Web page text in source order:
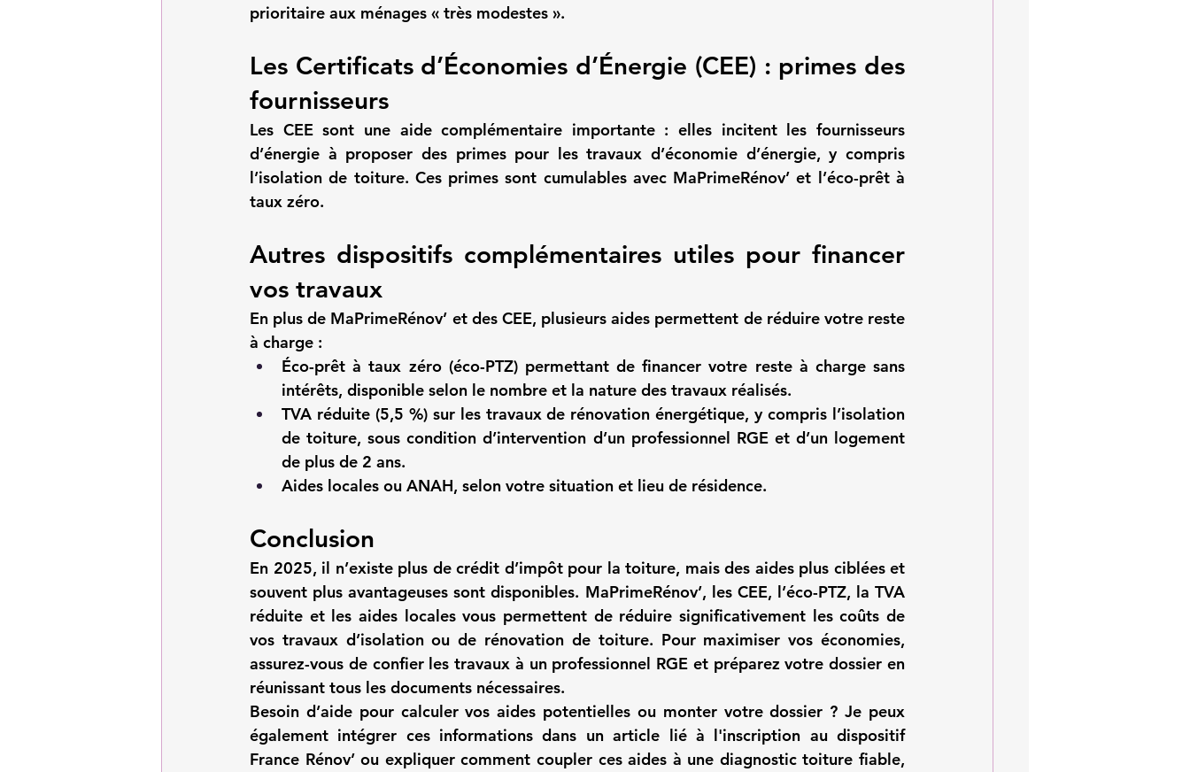
prioritaire aux ménages « très modestes ».
Les Certificats d’Économies d’Énergie (CEE) : primes des
fournisseurs
Les CEE sont une aide complémentaire importante : elles incitent les fournisseurs
d’énergie à proposer des primes pour les travaux d’économie d’énergie, y compris
l’isolation de toiture. Ces primes sont cumulables avec MaPrimeRénov’ et l’éco-prêt à
taux zéro.
Autres dispositifs complémentaires utiles pour financer
vos travaux
En plus de MaPrimeRénov’ et des CEE, plusieurs aides permettent de réduire votre reste
à charge :
Éco-prêt à taux zéro (éco-PTZ) permettant de financer votre reste à charge sans
intérêts, disponible selon le nombre et la nature des travaux réalisés.
TVA réduite (5,5 %) sur les travaux de rénovation énergétique, y compris l’isolation
de toiture, sous condition d’intervention d’un professionnel RGE et d’un logement
de plus de 2 ans.
Aides locales ou ANAH, selon votre situation et lieu de résidence.
Conclusion
En 2025, il n’existe plus de crédit d’impôt pour la toiture, mais des aides plus ciblées et
souvent plus avantageuses sont disponibles. MaPrimeRénov’, les CEE, l’éco-PTZ, la TVA
réduite et les aides locales vous permettent de réduire significativement les coûts de
vos travaux d’isolation ou de rénovation de toiture. Pour maximiser vos économies,
assurez-vous de confier les travaux à un professionnel RGE et préparez votre dossier en
réunissant tous les documents nécessaires.
Besoin d’aide pour calculer vos aides potentielles ou monter votre dossier ? Je peux
également intégrer ces informations dans un article lié à l'inscription au dispositif
France Rénov’ ou expliquer comment coupler ces aides à une diagnostic toiture fiable,